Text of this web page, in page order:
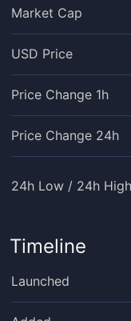
Market Cap
USD Price
Price Change 1h
Price Change 24h
24h Low / 24h High
Timeline
Launched